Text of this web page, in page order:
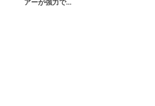
アーが強力で…